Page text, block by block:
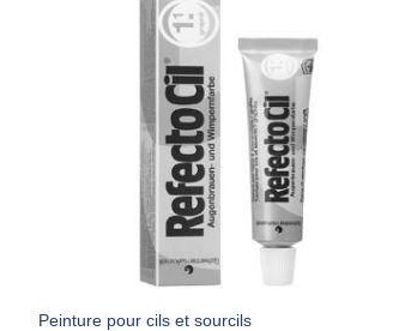
Peinture pour cils et sourcils